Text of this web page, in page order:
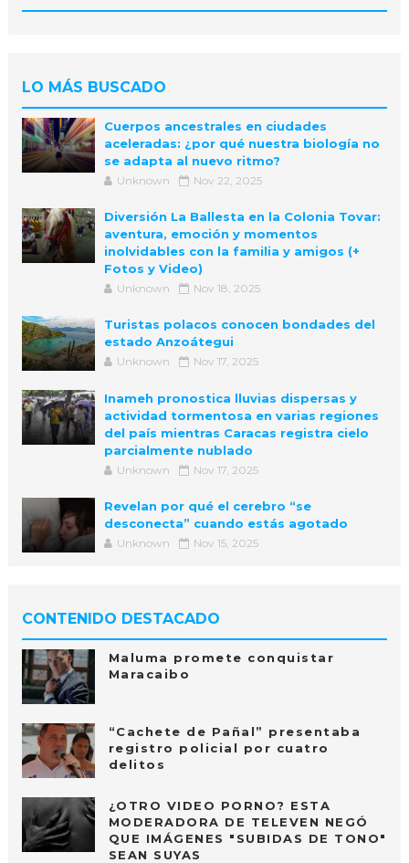
LO MÁS BUSCADO
Cuerpos ancestrales en ciudades
aceleradas: ¿por qué nuestra biología no
se adapta al nuevo ritmo?
Unknown Nov 22, 2025
Diversión La Ballesta en la Colonia Tovar:
aventura, emoción y momentos
inolvidables con la familia y amigos (+
Fotos y Video)
Unknown Nov 18, 2025
Turistas polacos conocen bondades del
estado Anzoátegui
Unknown Nov 17, 2025
Inameh pronostica lluvias dispersas y
actividad tormentosa en varias regiones
del país mientras Caracas registra cielo
parcialmente nublado
Unknown Nov 17, 2025
Revelan por qué el cerebro “se
desconecta” cuando estás agotado
Unknown Nov 15, 2025
CONTENIDO DESTACADO
Maluma promete conquistar
Maracaibo
“Cachete de Pañal” presentaba
registro policial por cuatro
delitos
¿OTRO VIDEO PORNO? ESTA
MODERADORA DE TELEVEN NEGÓ
QUE IMÁGENES "SUBIDAS DE TONO"
SEAN SUYAS